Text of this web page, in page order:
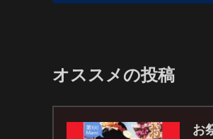
オススメの投稿
お